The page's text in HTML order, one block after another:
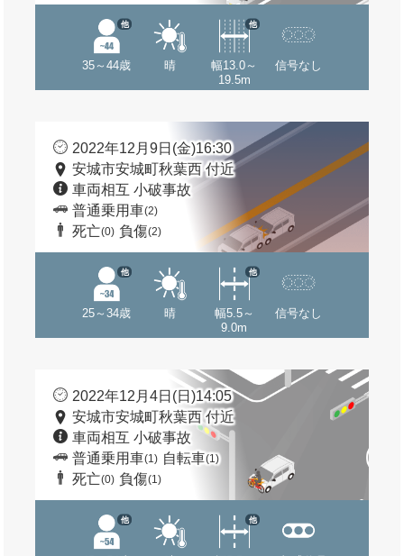
35～44歳
他
晴
幅13.0～
19.5m
他
信号なし
2022年12月9日(金)16:30
安城市安城町秋葉西 付近
車両相互 小破事故
普通乗用車(2)
死亡(0) 負傷(2)
25～34歳
他
晴
幅5.5～
9.0m
他
信号なし
2022年12月4日(日)14:05
安城市安城町秋葉西 付近
車両相互 小破事故
普通乗用車(1) 自転車(1)
死亡(0) 負傷(1)
他 他